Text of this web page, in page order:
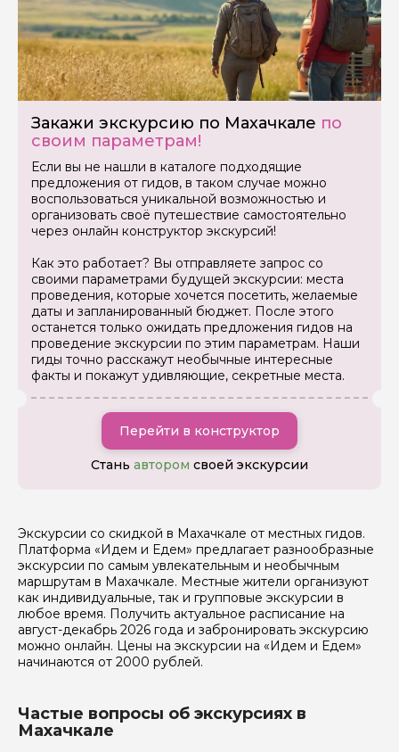
Закажи экскурсию по Махачкале по
своим параметрам!
Если вы не нашли в каталоге подходящие
предложения от гидов, в таком случае можно
воспользоваться уникальной возможностью и
организовать своё путешествие самостоятельно
через онлайн конструктор экскурсий!
Как это работает? Вы отправляете запрос со
своими параметрами будущей экскурсии: места
проведения, которые хочется посетить, желаемые
даты и запланированный бюджет. После этого
останется только ожидать предложения гидов на
проведение экскурсии по этим параметрам. Наши
гиды точно расскажут необычные интересные
факты и покажут удивляющие, секретные места.
Перейти в конструктор
Стань автором своей экскурсии
Экскурсии со скидкой в Махачкале от местных гидов.
Платформа «Идем и Едем» предлагает разнообразные
экскурсии по самым увлекательным и необычным
маршрутам в Махачкале. Местные жители организуют
как индивидуальные, так и групповые экскурсии в
любое время. Получить актуальное расписание на
август-декабрь 2026 года и забронировать экскурсию
можно онлайн. Цены на экскурсии на «Идем и Едем»
начинаются от 2000 рублей.
Частые вопросы об экскурсиях в
Махачкале
Задайте свой вопрос гиду
Как вас зовут
Ваша электронная почта
Вопросы и комментарии
Если у вас есть интересующие вопросы, можете их
задать
Я даю своё согласие на обработку персональных
данных